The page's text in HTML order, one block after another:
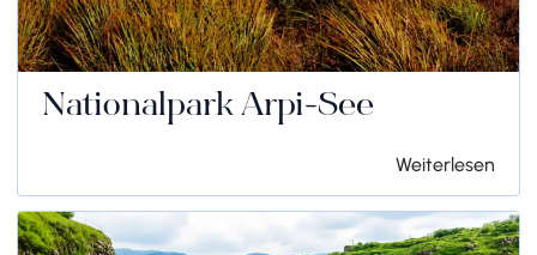
Nationalpark Arpi-See
Weiterlesen